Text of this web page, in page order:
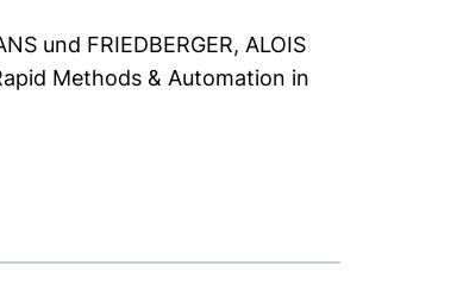
und FRIEDBERGER, ALOIS
Methods & Automation in